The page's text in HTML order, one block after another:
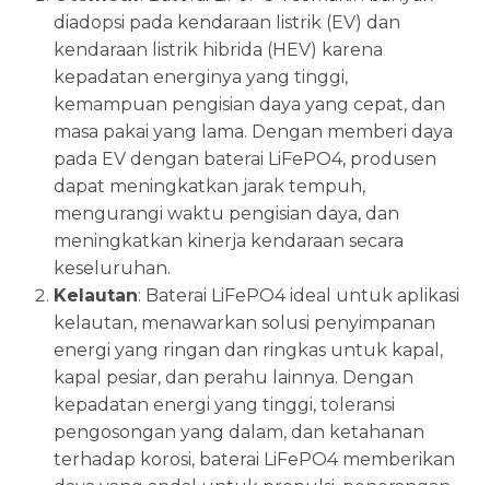
diadopsi pada kendaraan listrik (EV) dan
kendaraan listrik hibrida (HEV) karena
kepadatan energinya yang tinggi,
kemampuan pengisian daya yang cepat, dan
masa pakai yang lama. Dengan memberi daya
pada EV dengan baterai LiFePO4, produsen
dapat meningkatkan jarak tempuh,
mengurangi waktu pengisian daya, dan
meningkatkan kinerja kendaraan secara
keseluruhan.
Kelautan: Baterai LiFePO4 ideal untuk aplikasi
kelautan, menawarkan solusi penyimpanan
energi yang ringan dan ringkas untuk kapal,
kapal pesiar, dan perahu lainnya. Dengan
kepadatan energi yang tinggi, toleransi
pengosongan yang dalam, dan ketahanan
terhadap korosi, baterai LiFePO4 memberikan